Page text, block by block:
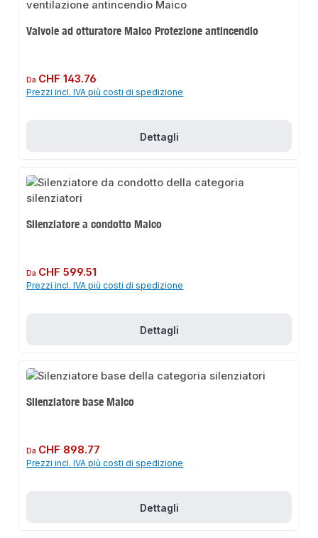
Valvole ad otturatore Maico Protezione antincendio
Prezzo normale:
Da CHF 143.76
Prezzi incl. IVA più costi di spedizione
Dettagli
Silenziatore a condotto Maico
Prezzo normale:
Da CHF 599.51
Prezzi incl. IVA più costi di spedizione
Dettagli
Silenziatore base Maico
Prezzo normale:
Da CHF 898.77
Prezzi incl. IVA più costi di spedizione
Dettagli